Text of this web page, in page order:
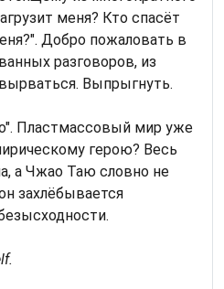
меня? Кто спасёт
Добро пожаловать в
разговоров, из
Выпрыгнуть.
Пластмассовый мир уже
герою? Весь
а Чжао Таю словно не
захлёбывается